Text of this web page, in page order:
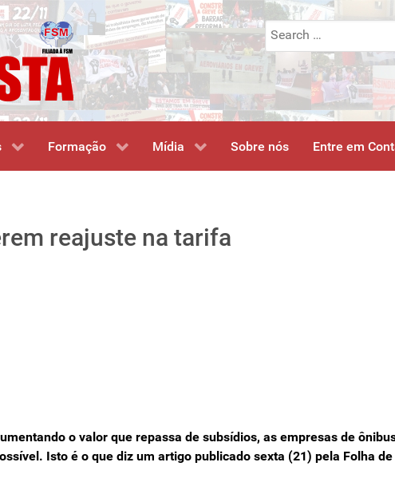
Search
for:
Formação Mídia Sobre nós Entre em
reajuste na tarifa
o valor que repassa de subsídios, as empresas de
Isto é o que diz um artigo publicado sexta (21) pela Folha de